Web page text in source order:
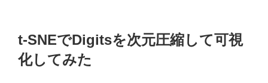
t-SNEでDigitsを次元圧縮して可視
化してみた